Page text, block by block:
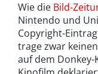
Wie die Bild-
Nintendo und
Copyright-
trage zwar
auf dem